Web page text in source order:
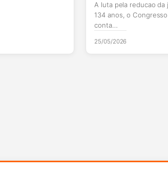
A luta pela reducao da
134 anos, o
conta…
25/05/2026